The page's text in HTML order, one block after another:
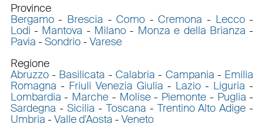
Province
Bergamo- Brescia -Como -Cremona - Lecco-
Lodi - Mantova - Milano - Monza e della Brianza -
Pavia - Sondrio- Varese
Regione
Abruzzo- Basilicata - Calabria - Campania - Emilia
Romagna - Friuli Venezia Giulia - Lazio - Liguria -
Lombardia - Marche - Molise- Piemonte - Puglia -
Sardegna - Sicilia - Toscana - Trentino Alto Adige -
Umbria - Valle d'Aosta - Veneto